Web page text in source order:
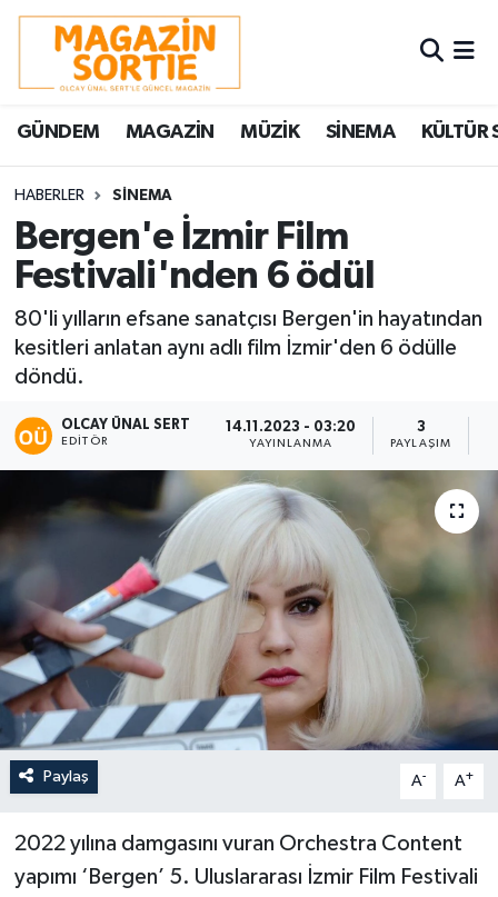
GÜNDEM MAGAZİN MÜZİK SİNEMA KÜLTÜR
HABERLER SİNEMA
Bergen'e İzmir Film
Festivali'nden 6 ödül
80'li yılların efsane sanatçısı Bergen'in hayatından
kesitleri anlatan aynı adlı film İzmir'den 6 ödülle
döndü.
OLCAY ÜNAL SERT
EDITÖR
14.11.2023 - 03:20
YAYINLANMA
3
PAYLAŞIM
Paylaş A- A+
2022 yılına damgasını vuran Orchestra Content
yapımı ‘Bergen’ 5. Uluslararası İzmir Film Festivali
Nöbetçi Eczaneler
Hava Durumu
Trafik Durumu
Süper Lig Puan Durumu ve Fikstür
Tüm Manşetler
Son Dakika Haberleri
Haber Arşivi